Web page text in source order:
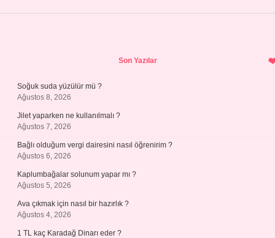
Son Yazılar
Soğuk suda yüzülür mü ?
Ağustos 8, 2026
Jilet yaparken ne kullanılmalı ?
Ağustos 7, 2026
Bağlı olduğum vergi dairesini nasıl öğrenirim ?
Ağustos 6, 2026
Kaplumbağalar solunum yapar mı ?
Ağustos 5, 2026
Ava çıkmak için nasıl bir hazırlık ?
Ağustos 4, 2026
1 TL kaç Karadağ Dinarı eder ?